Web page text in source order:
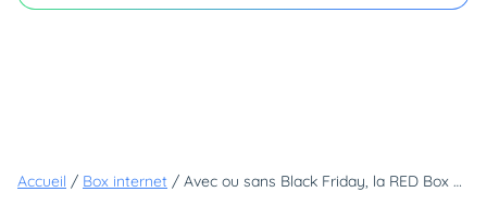
Accueil / Box internet / Avec ou sans Black Friday, la RED Box est l'offre internet qui permet d'avoir la fibre au meilleur prix